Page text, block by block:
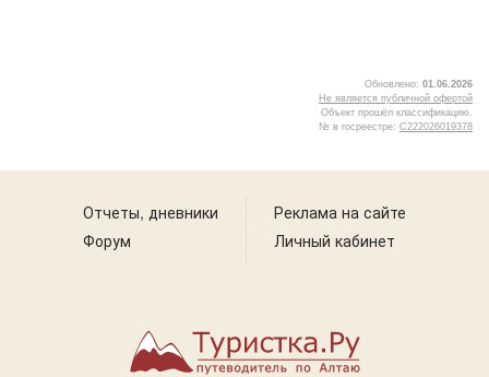
Обновлено: 01.06.2026
Не является публичной офертой
Объект прошёл классификацию.
№ в госреестре: С222026019378
Отчеты, дневники
Форум
Реклама на сайте
Личный кабинет